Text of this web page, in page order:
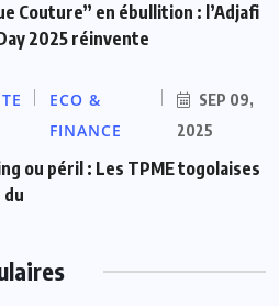
Couture” en ébullition : l’Adjafi
2025 réinvente
ECO &
FINANCE
SEP 09,
2025
ou péril : Les TPME togolaises
du